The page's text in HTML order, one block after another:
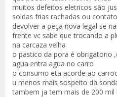
muitos defeitos eletricos são
soldas frias rachadas ou
devolver a peça nova legal se
frente vc sabe que trocando a
na carcaza velha
o pastico da pora é obrigatorio
agua entra agua no carro
o consumo eta acorde ao
u menos mais sospeito da
tambem ja tem mais de 200 mil